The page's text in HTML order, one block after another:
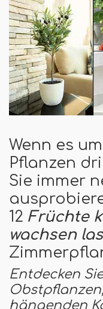
Wenn es
Pflanzen
Sie immer
12 Früchte
wachsen
Entdecken
hängenden